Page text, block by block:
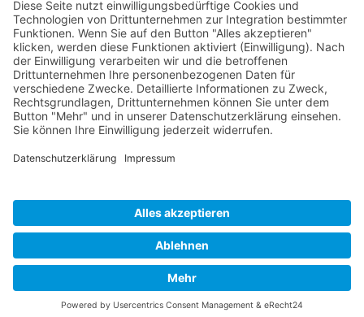
Neubau von 9 Reihenhäusern
Konzeptplanung eines Gewerbekomplexes
Neubau einer Betriebs- und Lagerhalle
Neubau einer Wohnanlage
Neubau einer Wohnanlage
© Peter Lüftner ::: Architekt © 2020 All rights reserved. |
ProgrammierungWEB-4 STUDIO
Impressum Datenschutz